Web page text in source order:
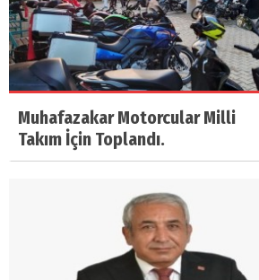
Muhafazakar Motorcular Milli
Takım İçin Toplandı.